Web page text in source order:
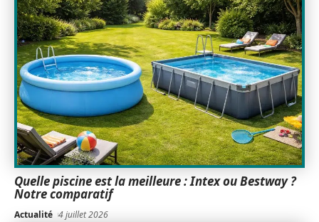
Quelle piscine est la meilleure : Intex ou Bestway ?
Notre comparatif
Actualité 4 juillet 2026